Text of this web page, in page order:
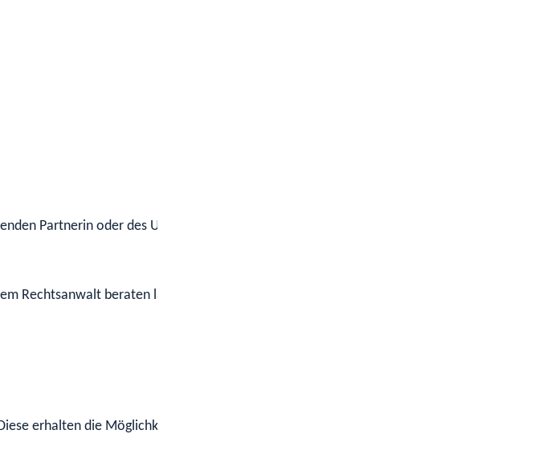
Partnerin oder des Unterhalt begehrenden Partners und die Verpflichtung zu eigener
Rechtsanwalt beraten lassen.
erhalten die Möglichkeit zur Stellungnahme.